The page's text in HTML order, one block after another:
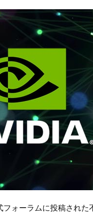
ォーラムに投稿され